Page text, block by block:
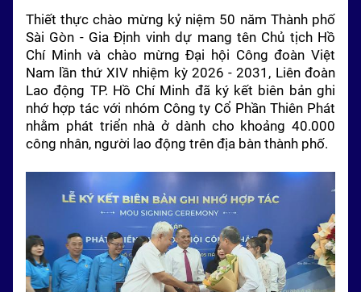
Thiết thực chào mừng kỷ niệm 50 năm Thành phố
Sài Gòn - Gia Định vinh dự mang tên Chủ tịch Hồ
Chí Minh và chào mừng Đại hội Công đoàn Việt
Nam lần thứ XIV nhiệm kỳ 2026 - 2031, Liên đoàn
Lao động TP. Hồ Chí Minh đã ký kết biên bản ghi
nhớ hợp tác với nhóm Công ty Cổ Phần Thiên Phát
nhằm phát triển nhà ở dành cho khoảng 40.000
công nhân, người lao động trên địa bàn thành phố.